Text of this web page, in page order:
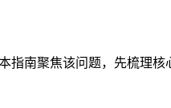
指南聚焦该问题，先梳理